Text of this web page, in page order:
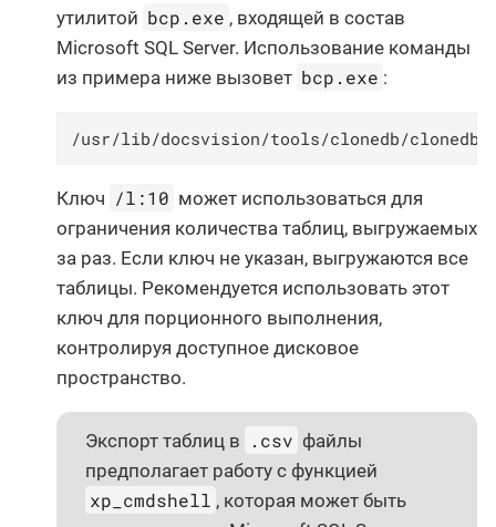
утилитой bcp.exe , входящей в состав
Microsoft SQL Server. Использование команды
из примера ниже вызовет bcp.exe :
/usr/lib/docsvision/tools/clonedb/
Ключ /l:10 может использоваться для
ограничения количества таблиц, выгружаемых
за раз. Если ключ не указан, выгружаются все
таблицы. Рекомендуется использовать этот
ключ для порционного выполнения,
контролируя доступное дисковое
пространство.
Экспорт таблиц в .csv файлы
предполагает работу с функцией
xp_cmdshell , которая может быть